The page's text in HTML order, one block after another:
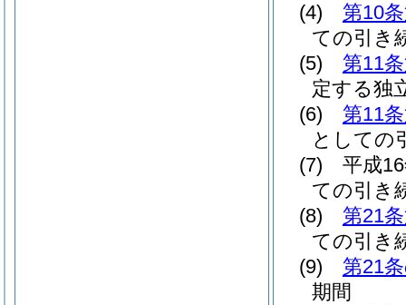
(4)
第10
ての引き
(5)
第11
定する独
(6)
第11
としての
(7)
平成
ての引き
(8)
第21
ての引き
(9)
第21
期間